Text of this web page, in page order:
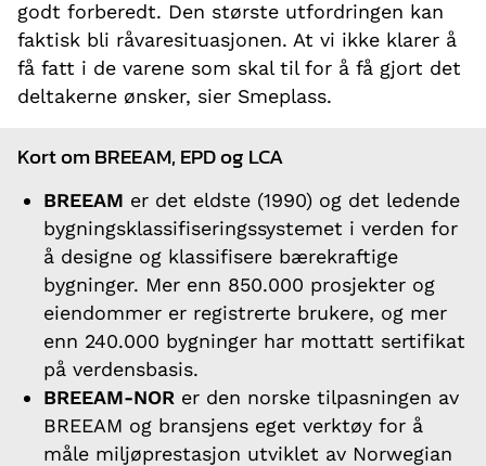
godt forberedt. Den største utfordringen kan
faktisk bli råvaresituasjonen. At vi ikke klarer å
få fatt i de varene som skal til for å få gjort det
deltakerne ønsker, sier Smeplass.
Kort om BREEAM, EPD og LCA
BREEAM er det eldste (1990) og det ledende
bygningsklassifiseringssystemet i verden for
å designe og klassifisere bærekraftige
bygninger. Mer enn 850.000 prosjekter og
eiendommer er registrerte brukere, og mer
enn 240.000 bygninger har mottatt sertifikat
på verdensbasis.
BREEAM-NOR er den norske tilpasningen av
BREEAM og bransjens eget verktøy for å
måle miljøprestasjon utviklet av Norwegian